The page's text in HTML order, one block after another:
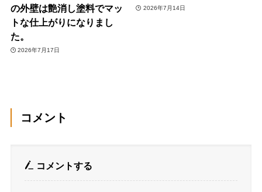
の外壁は艶消し塗料でマッ
トな仕上がりになりまし
た。
2026年7月17日
2026年7月14日
コメント
コメントする